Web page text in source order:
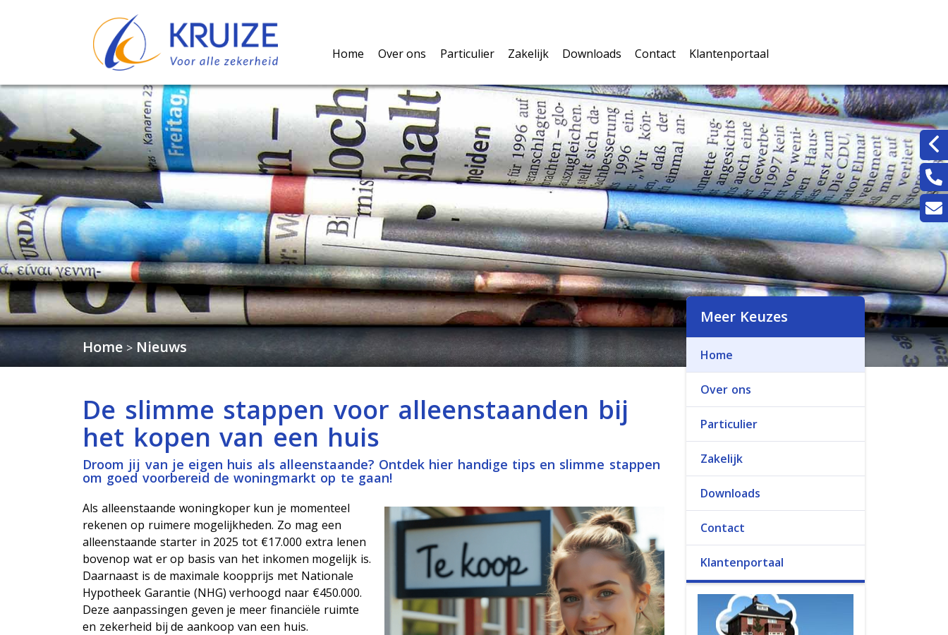
Home Over ons
Over ons
Volmacht
Privacy
Particulier
Verzekeringen
Pensioen & Leven
Hypotheken
Zakelijk
U als ondernemer
De werknemers
De onderneming
Vergelijkingskaarten
Downloads
Polisvoorwaarden
Belangrijke documenten
Schadeformulieren
Verzekeringskaarten
Waardemeters
Contact Klantenportaal
Inloggen klantenportaal
Home > Nieuws
De slimme stappen voor alleenstaanden bij
het kopen van een huis
Droom jij van je eigen huis als alleenstaande? Ontdek hier handige tips en slimme stappen
om goed voorbereid de woningmarkt op te gaan!
Als alleenstaande woningkoper kun je momenteel
rekenen op ruimere mogelijkheden. Zo mag een
alleenstaande starter in 2025 tot €17.000 extra lenen
bovenop wat er op basis van het inkomen mogelijk is.
Daarnaast is de maximale koopprijs met Nationale
Hypotheek Garantie (NHG) verhoogd naar €450.000.
Deze aanpassingen geven je meer financiële ruimte
en zekerheid bij de aankoop van een huis.
Meer Keuzes
Home
Over ons
Particulier
Zakelijk
Downloads
Contact
Klantenportaal